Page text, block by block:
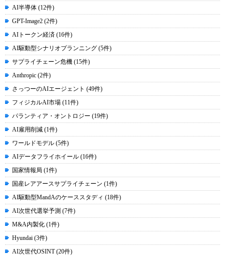
AI半導体 (12件)
GPT-Image2 (2件)
AIトークン経済 (16件)
AI駆動型シナリオプランニング (5件)
サプライチェーン危機 (15件)
Anthropic (2件)
さっつーのAIエージェント (49件)
フィジカルAI市場 (11件)
パランティア・オントロジー (19件)
AI雇用削減 (1件)
ワールドモデル (5件)
AIデータフライホイール (16件)
国家情報局 (1件)
国産レアアースサプライチェーン (1件)
AI駆動型MandAのケーススタディ (18件)
AI次世代選挙予測 (7件)
M&A内製化 (1件)
Hyundai (3件)
AI次世代OSINT (20件)